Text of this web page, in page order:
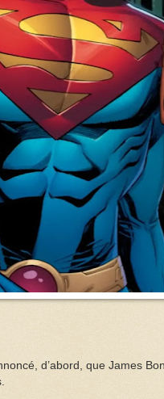
d’abord, que James